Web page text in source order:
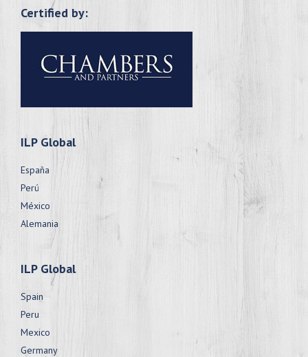
Certified by:
ILP Global
España
Perú
México
Alemania
ILP Global
Spain
Peru
Mexico
Germany